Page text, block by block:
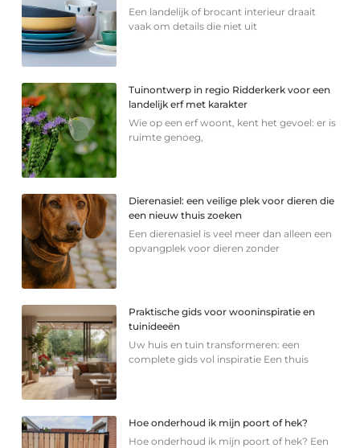
Een landelijk of brocant interieur draait
vaak om details die niet uit
Tuinontwerp in regio Ridderkerk voor een
landelijk erf met karakter
Wie op een erf woont, kent het gevoel: er is
ruimte genoeg,
Dierenasiel: een veilige plek voor dieren die
een nieuw thuis zoeken
Een dierenasiel is veel meer dan alleen een
opvangplek voor dieren zonder
Praktische gids voor wooninspiratie en
tuinideeën
Uw huis en tuin transformeren: een
complete gids vol inspiratie Een thuis
Hoe onderhoud ik mijn poort of hek?
Hoe onderhoud ik mijn poort of hek? Een